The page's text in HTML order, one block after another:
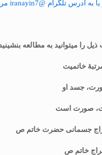
را میتوانید به مطالعه
خاتمیت
جسد او
صورت است
معراج جسمانی حضرت خاتم ص
خاتم ص